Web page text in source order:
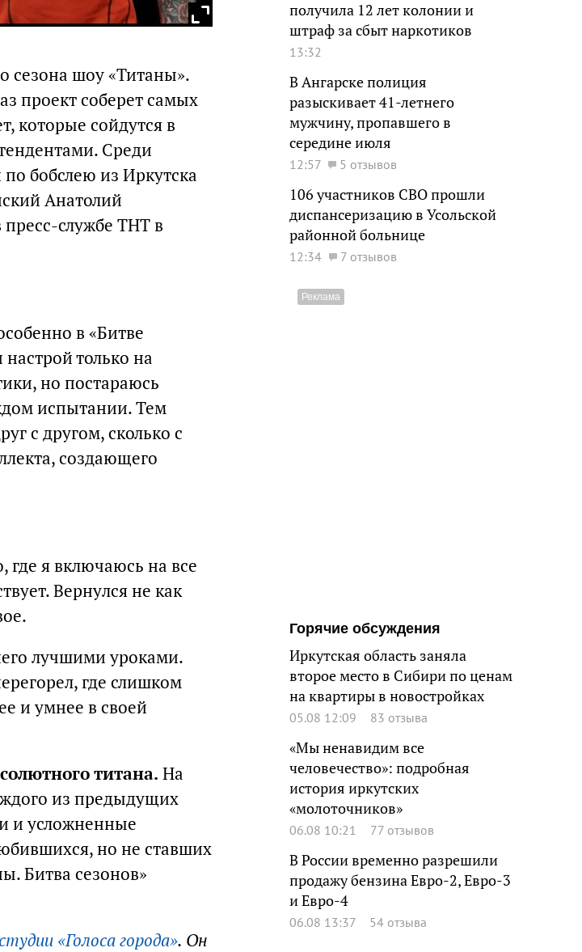
сезона шоу «Титаны».
проект соберет самых
которые сойдутся в
Среди
бобслею из Иркутска
Анатолий
службе ТНТ в
в «Битве
только на
но постараюсь
испытании. Тем
с другом, сколько с
создающего
где я включаюсь на все
Вернулся не как
лучшими уроками.
где слишком
и умнее в своей
титана. На
из предыдущих
и усложненные
но не ставших
Битва сезонов»
«Голоса города». Он
получила 12 лет колонии и
штраф за сбыт наркотиков
13:32
В Ангарске полиция
разыскивает 41-летнего
мужчину, пропавшего в
середине июля
12:57 5 отзывов
106 участников СВО прошли
диспансеризацию в Усольской
районной больнице
12:34 7 отзывов
Горячие обсуждения
Иркутская область заняла
второе место в Сибири по ценам
на квартиры в новостройках
05.08 12:09 83 отзыва
«Мы ненавидим все
человечество»: подробная
история иркутских
«молоточников»
06.08 10:21 77 отзывов
В России временно разрешили
продажу бензина Евро-2, Евро-3
и Евро-4
06.08 13:37 54 отзыва